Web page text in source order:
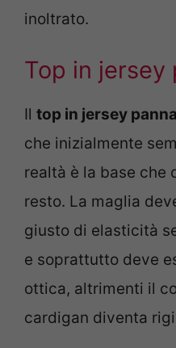
inoltrato.
Top in jersey
Il top in jersey panna
che inizialmente
realtà è la base che
resto. La maglia
giusto di elasticità
e soprattutto deve
ottica, altrimenti il
cardigan diventa